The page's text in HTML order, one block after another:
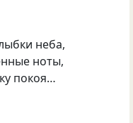
неба,
ноты,
покоя…